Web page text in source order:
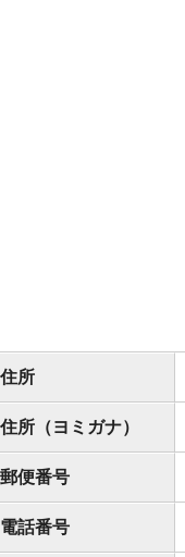
住所
住所（ヨミガナ）
郵便番号
電話番号